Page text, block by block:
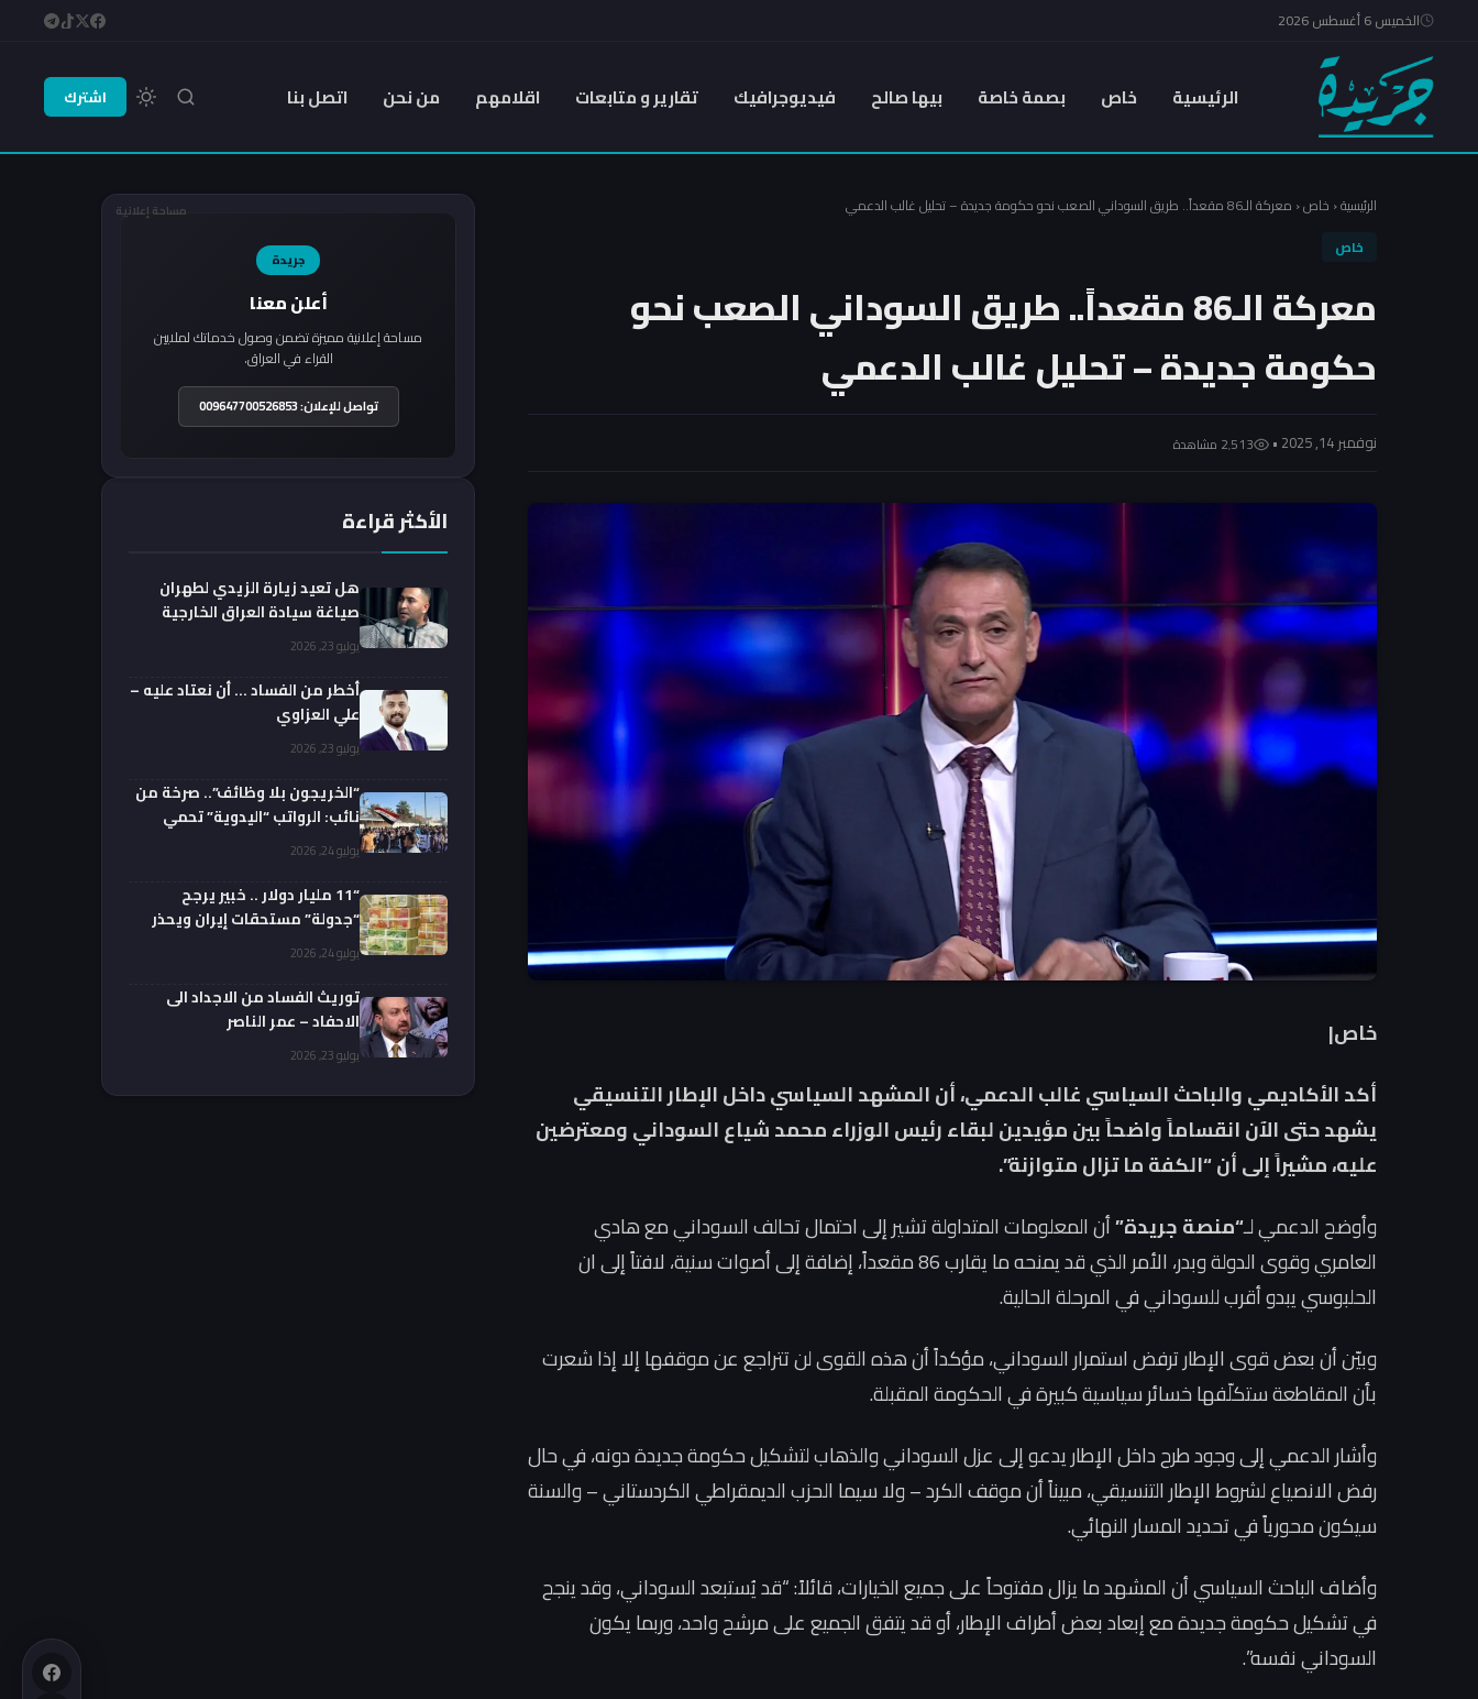
الخميس 6 أغسطس 2026
الرئيسية خاص بصمة خاصة بيها صالح فيديوجرافيك تقارير و متابعات اقلامهم من نحن اتصل بنا اشترك
الرئيسية‹ خاص‹ معركة الـ86 مقعداً.. طريق السوداني الصعب نحو حكومة جديدة – تحليل غالب الدعمي
خاص
معركة الـ86 مقعداً.. طريق السوداني الصعب نحو
حكومة جديدة – تحليل غالب الدعمي
نوفمبر 14, 2025 • 2٬513 مشاهدة
خاص|
أكد الأكاديمي والباحث السياسي غالب الدعمي، أن المشهد السياسي داخل الإطار التنسيقي
يشهد حتى الآن انقساماً واضحاً بين مؤيدين لبقاء رئيس الوزراء محمد شياع السوداني ومعترضين
عليه، مشيراً إلى أن “الكفة ما تزال متوازنة”.
وأوضح الدعمي لـ“منصة جريدة”أن المعلومات المتداولة تشير إلى احتمال تحالف السوداني مع هادي
العامري وقوى الدولة وبدر، الأمر الذي قد يمنحه ما يقارب 86 مقعداً، إضافة إلى أصوات سنية، لافتاً إلى ان
الحلبوسي يبدو أقرب للسوداني في المرحلة الحالية.
وبيّن أن بعض قوى الإطار ترفض استمرار السوداني، مؤكداً أن هذه القوى لن تتراجع عن موقفها إلا إذا شعرت
بأن المقاطعة ستكلّفها خسائر سياسية كبيرة في الحكومة المقبلة.
وأشار الدعمي إلى وجود طرح داخل الإطار يدعو إلى عزل السوداني والذهاب لتشكيل حكومة جديدة دونه، في حال
رفض الانصياع لشروط الإطار التنسيقي، مبيناً أن موقف الكرد – ولا سيما الحزب الديمقراطي الكردستاني – والسنة
سيكون محورياً في تحديد المسار النهائي.
وأضاف الباحث السياسي أن المشهد ما يزال مفتوحاً على جميع الخيارات، قائلاً: “قد يُستبعد السوداني، وقد ينجح
في تشكيل حكومة جديدة مع إبعاد بعض أطراف الإطار، أو قد يتفق الجميع على مرشح واحد، وربما يكون
السوداني نفسه”.
مساحة إعلانية
جريدة
أعلن معنا
مساحة إعلانية مميزة تضمن وصول خدماتك لملايين
القراء في العراق.
تواصل للإعلان: 009647700526853
الأكثر قراءة
هل تعيد زيارة الزيدي لطهران
صياغة سيادة العراق الخارجية
فعليا؟.. باحث يوضحيوليو 23, 2026
أخطر من الفساد … أن نعتاد عليه –
علي العزاوي
يوليو 23, 2026
“الخريجون بلا وظائف”.. صرخة من
نائب: الرواتب “اليدوية” تحمي
الفضائيين!يوليو 24, 2026
“11 مليار دولار .. خبير يرجح
“جدولة” مستحقات إيران ويحذر
من السداد الفورييوليو 24, 2026
توريث الفساد من الاجداد الى
الاحفاد – عمر الناصر
يوليو 23, 2026